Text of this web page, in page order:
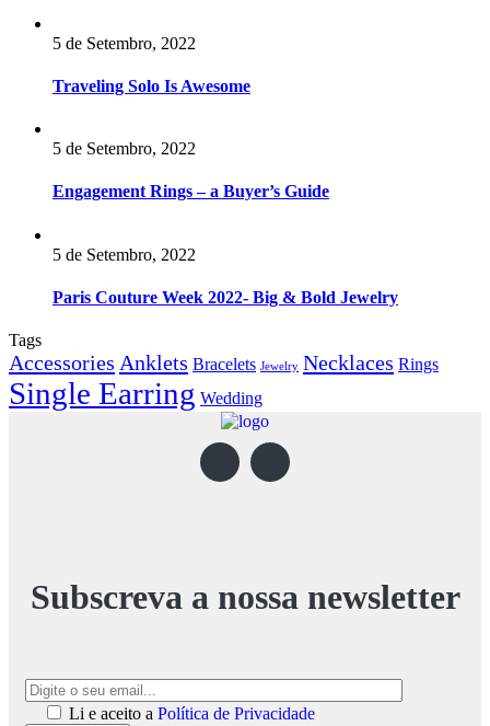
5 de Setembro, 2022
Traveling Solo Is Awesome
5 de Setembro, 2022
Engagement Rings – a Buyer’s Guide
5 de Setembro, 2022
Paris Couture Week 2022- Big & Bold Jewelry
Tags
Accessories Anklets Bracelets Jewelry Necklaces Rings
Single Earring Wedding
Subscreva a nossa newsletter
Li e aceito a Política de Privacidade